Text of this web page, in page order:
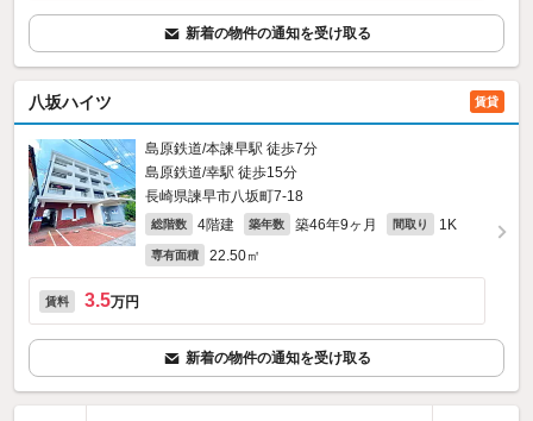
新着の物件の通知を受け取る
八坂ハイツ 賃貸
島原鉄道/本諫早駅 徒歩7分
島原鉄道/幸駅 徒歩15分
長崎県諫早市八坂町7-18
総階数 4階建 築年数 築46年9ヶ月 間取り 1K
専有面積 22.50㎡
賃料 3.5万円
新着の物件の通知を受け取る